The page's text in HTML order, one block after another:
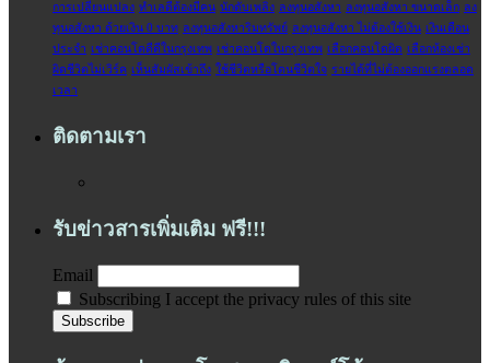
การเปลี่ยนแปลง ทำเลดีต้องมีคน นักดับเพลิง ลงทุนอสังหา ลงทุนอสังหา ขนาดเล็ก ลง
ทุนอสังหา ด้วยเงิน 0 บาท ลงทุนอสังหาริมทรัพย์ ลงทุนอสังหา ไม่ต้องใช้เงิน เงินเดือน
ประจำ‬ เช่าคอนโดดีดีในกรุงเทพ เช่าคอนโดในกรุงเทพ เลือกคอนโดผิด เลือกห้องเช่า
ผิดชีวิตไม่เวิร์ค เห็นสัมผัสเข้าถึง ใช้ชีวิตหรือโดนชีวิตใจ ‎รายได้ที่ไม่ต้องออกแรงตลอด
เวลา‬
ติดตามเรา
รับข่าวสารเพิ่มเติม ฟรี!!!
Email
Subscribing I accept the privacy rules of this site